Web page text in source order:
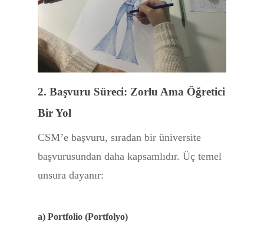
2. Başvuru Süreci: Zorlu Ama Öğretici
Bir Yol
CSM’e başvuru, sıradan bir üniversite
başvurusundan daha kapsamlıdır. Üç temel
unsura dayanır:
a) Portfolio (Portfolyo)